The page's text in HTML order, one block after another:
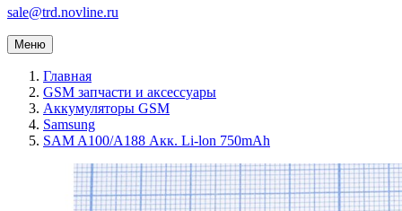
sale@trd.novline.ru
Меню
Главная
GSM запчасти и аксессуары
Аккумуляторы GSM
Samsung
SAM A100/A188 Акк. Li-lon 750mAh